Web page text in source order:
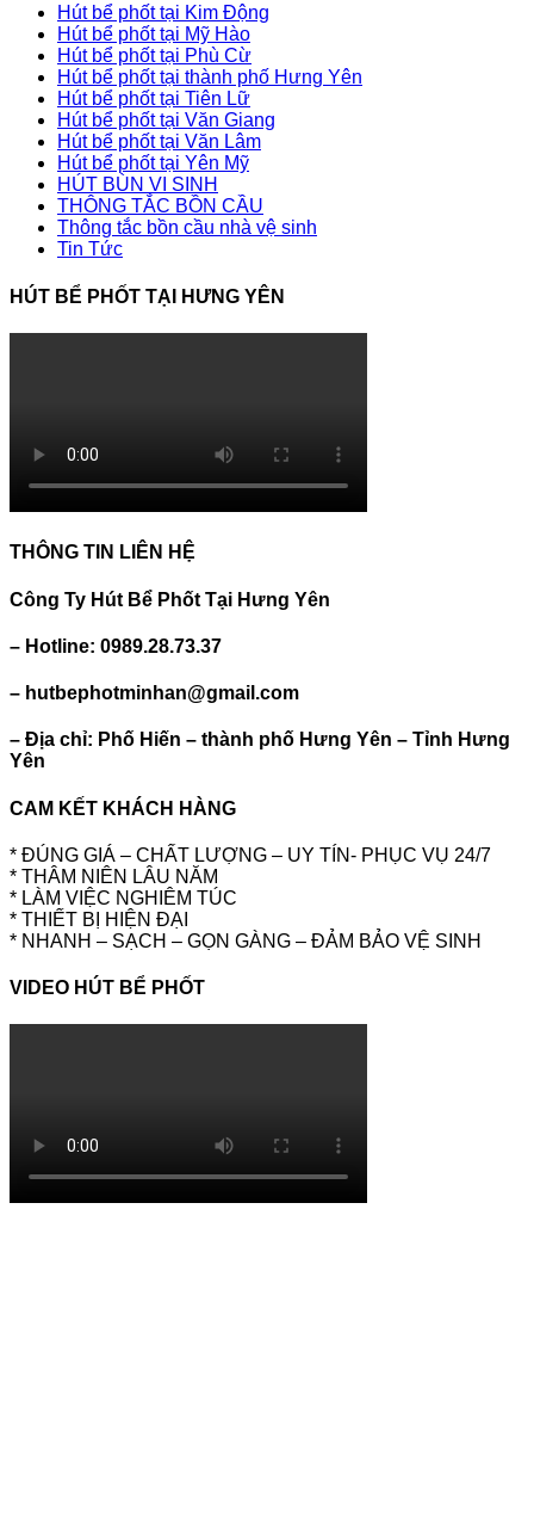
Hút bể phốt tại Kim Động
Hút bể phốt tại Mỹ Hào
Hút bể phốt tại Phù Cừ
Hút bể phốt tại thành phố Hưng Yên
Hút bể phốt tại Tiên Lữ
Hút bể phốt tại Văn Giang
Hút bể phốt tại Văn Lâm
Hút bể phốt tại Yên Mỹ
HÚT BÙN VI SINH
THÔNG TẮC BỒN CẦU
Thông tắc bồn cầu nhà vệ sinh
Tin Tức
HÚT BỂ PHỐT TẠI HƯNG YÊN
THÔNG TIN LIÊN HỆ
Công Ty Hút Bể Phốt Tại Hưng Yên
– Hotline: 0989.28.73.37
– hutbephotminhan@gmail.com
– Địa chỉ: Phố Hiến – thành phố Hưng Yên – Tỉnh Hưng
Yên
CAM KẾT KHÁCH HÀNG
* ĐÚNG GIÁ – CHẤT LƯỢNG – UY TÍN- PHỤC VỤ 24/7
* THÂM NIÊN LÂU NĂM
* LÀM VIỆC NGHIÊM TÚC
* THIẾT BỊ HIỆN ĐẠI
* NHANH – SẠCH – GỌN GÀNG – ĐẢM BẢO VỆ SINH
VIDEO HÚT BỂ PHỐT